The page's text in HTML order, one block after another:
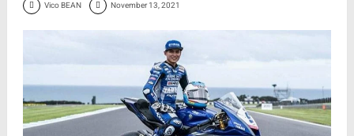
Vico BEAN November 13, 2021